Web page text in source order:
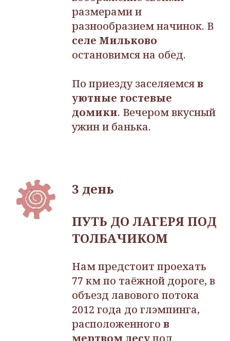
размерами и
разнообразием начинок. В
селе Мильково
остановимся на обед.
По приезду заселяемсяв
уютные гостевые
домики. Вечером вкусный
ужин и банька.
3 день
ПУТЬ ДО ЛАГЕРЯ ПОД
ТОЛБАЧИКОМ
Нам предстоит проехать
77 км по таёжной дороге, в
объезд лавового потока
2012 года до глэмпинга,
расположенного в
мертвом лесупод